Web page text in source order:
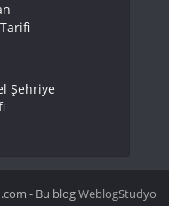
Şehriye
- Bu blogWeblogStudyo